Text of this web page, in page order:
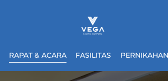
RAPAT & ACARA FASILITAS PERNIKAHAN